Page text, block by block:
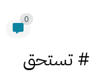
0
# تستحق